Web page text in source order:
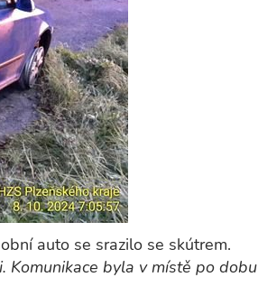
auto se srazilo se skútrem.
Komunikace byla v místě po dobu